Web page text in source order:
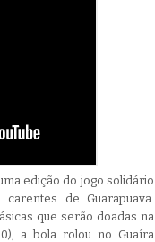
edição do jogo solidário
de Guarapuava.
que serão doadas na
a bola rolou no Guaíra